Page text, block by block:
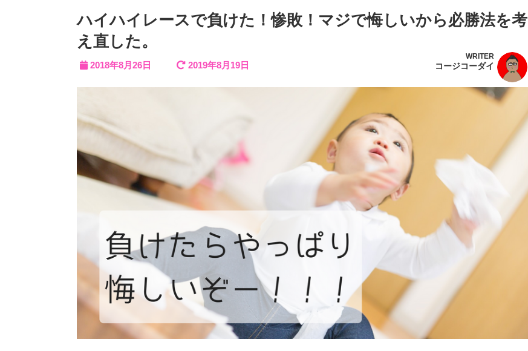
ハイハイレースで負けた！惨敗！マジで悔しいから必勝法を考
え直した。
2018年8月26日 2019年8月19日
WRITER
コージコーダイ